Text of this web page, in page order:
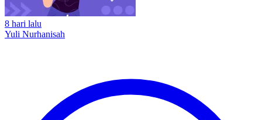
8 hari lalu
Yuli Nurhanisah